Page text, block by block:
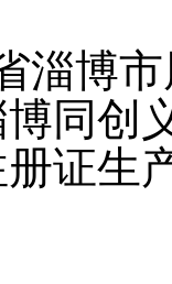
博市
同创
证生